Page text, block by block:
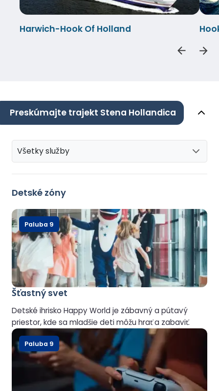
Harwich-Hook Of Holland
Preskúmajte trajekt Stena Hollandica
Všetky služby
Detské zóny
Šťastný svet
Detské ihrisko Happy World je zábavný a pútavý
priestor, kde sa mladšie deti môžu hrať a zabaviť.
Paluba 9
Paluba 9